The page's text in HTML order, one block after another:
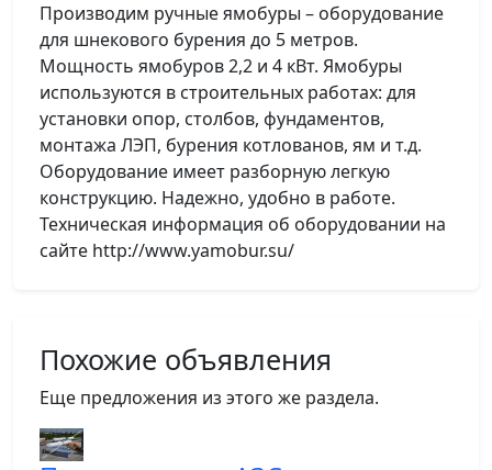
Производим ручные ямобуры – оборудование
для шнекового бурения до 5 метров.
Мощность ямобуров 2,2 и 4 кВт. Ямобуры
используются в строительных работах: для
установки опор, столбов, фундаментов,
монтажа ЛЭП, бурения котлованов, ям и т.д.
Оборудование имеет разборную легкую
конструкцию. Надежно, удобно в работе.
Техническая информация об оборудовании на
сайте http://www.yamobur.su/
Похожие объявления
Еще предложения из этого же раздела.